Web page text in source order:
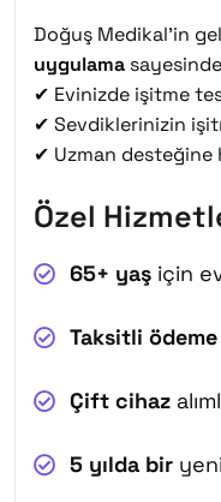
Doğuş Medikal’in
uygulama
✔ Evinizde işitme
✔ Sevdiklerinizin
✔ Uzman desteğine
Özel
65+ yaş için
Taksitli ödeme
Çift cihaz
5 yılda bir